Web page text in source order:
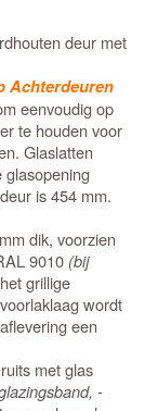
deur met
Achterdeuren
eenvoudig op
te houden voor
Glaslatten
glasopening
is 454 mm.
dik, voorzien
9010 (bij
grillige
wordt
een
met glas
-